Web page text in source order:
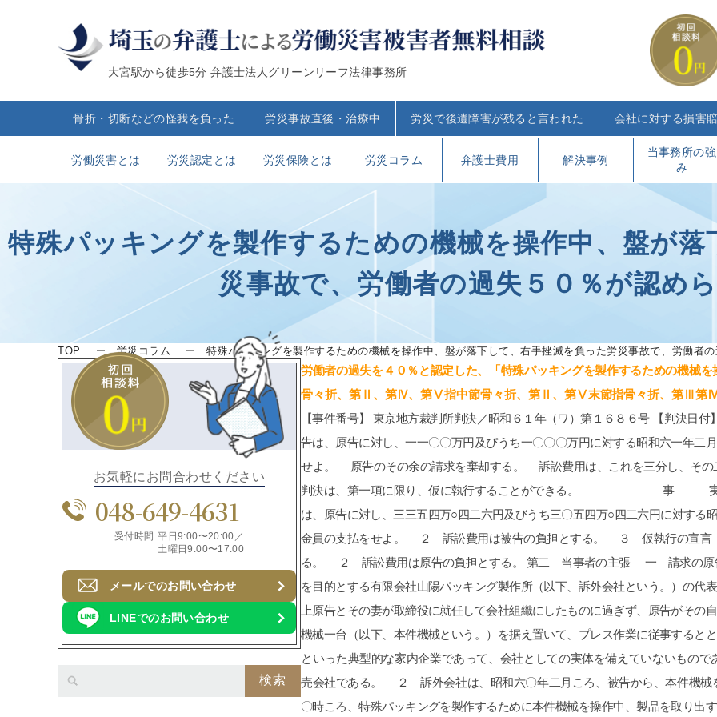
大宮駅から徒歩5分 弁護士法人グリーンリーフ法律事務所
骨折・切断などの怪我を負った 労災事故直後・治療中 労災で後遺障害が残ると言われた 会社に対する損害
労働災害とは 労災認定とは 労災保険とは 労災コラム 弁護士費用 解決事例
当事務所の強
み
特殊パッキングを製作するための機械を操作中、盤が
災事故で、労働者の過失５０％が認め
TOP 労災コラム 特殊パッキングを製作するための機械を操作中、盤が落下して、右手挫滅を負った労災事故で、労働者
お気軽にお問合わせください
048-649-4631
受付時間 平日9:00〜20:00／
土曜日9:00〜17:00
メールでのお問い合わせ
LINEでのお問い合わせ
検索
労働者の過失を４０％と認定した、「特殊パッキングを製作するための機械
骨々折、第Ⅱ、第Ⅳ、第Ⅴ指中節骨々折、第Ⅱ、第Ⅴ末節指骨々折、第Ⅲ第Ⅳ